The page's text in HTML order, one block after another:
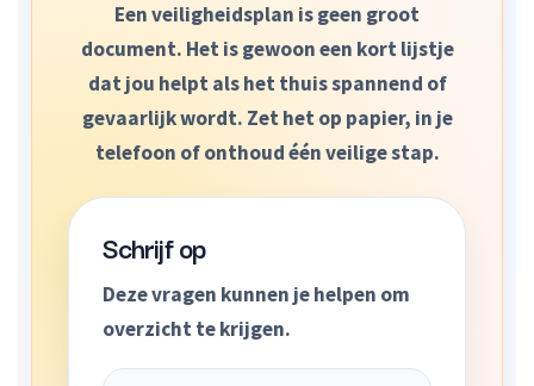
Een veiligheidsplan is geen groot
document. Het is gewoon een kort lijstje
dat jou helpt als het thuis spannend of
gevaarlijk wordt. Zet het op papier, in je
telefoon of onthoud één veilige stap.
Schrijf op
Deze vragen kunnen je helpen om
overzicht te krijgen.